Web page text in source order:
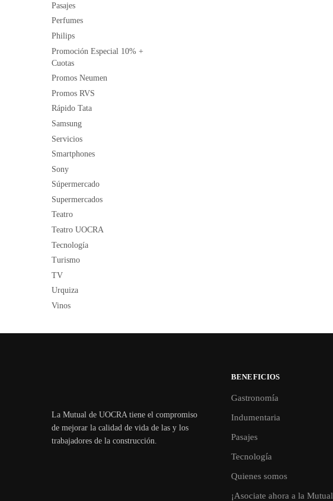
Pasajes
Perfumes
Philips
Promoción Especial 10% +
Cuotas
Promos Neumen
Promos RVS
Rápido Tata
Samsung
Servicios
Smartphones
Sony
Súpermercado
Supermercados
Teatro
Teatro UOCRA
Tecnología
Turismo
TV
Urquiza
Vinos
La Mutual de UOCRA tiene el compromiso
de mejorar la calidad de vida de las y los
trabajadores de la construcción.
BENEFICIOS
Gastronomía
Indumentaria
Pasajes
Tecnología
Quienes somos
¡Asociate ahora a la